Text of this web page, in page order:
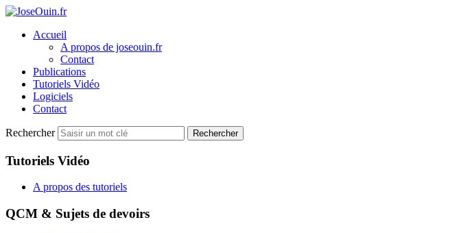
Accueil
A propos de joseouin.fr
Contact
Publications
Tutoriels Vidéo
Logiciels
Contact
Rechercher Rechercher
Tutoriels Vidéo
A propos des tutoriels
QCM & Sujets de devoirs